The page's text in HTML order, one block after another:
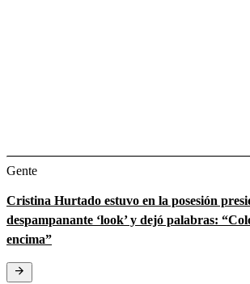
Gente
Cristina Hurtado estuvo en la posesión
despampanante ‘look’ y dejó palabras:
encima”